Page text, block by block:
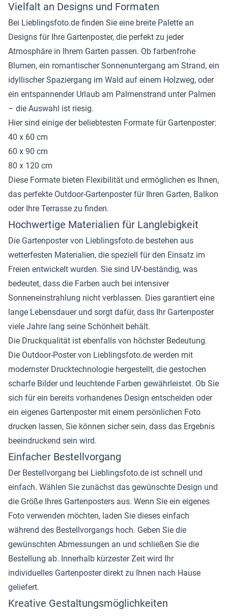
Vielfalt an Designs und Formaten
Bei Lieblingsfoto.de finden Sie eine breite Palette an
Designs für Ihre Gartenposter, die perfekt zu jeder
Atmosphäre in Ihrem Garten passen. Ob farbenfrohe
Blumen, ein romantischer Sonnenuntergang am Strand, ein
idyllischer Spaziergang im Wald auf einem Holzweg, oder
ein entspannender Urlaub am Palmenstrand unter Palmen
– die Auswahl ist riesig.
Hier sind einige der beliebtesten Formate für Gartenposter:
40 x 60 cm
60 x 90 cm
80 x 120 cm
Diese Formate bieten Flexibilität und ermöglichen es Ihnen,
das perfekte Outdoor-Gartenposter für Ihren Garten, Balkon
oder Ihre Terrasse zu finden.
Hochwertige Materialien für Langlebigkeit
Die Gartenposter von Lieblingsfoto.de bestehen aus
wetterfesten Materialien, die speziell für den Einsatz im
Freien entwickelt wurden. Sie sind UV-beständig, was
bedeutet, dass die Farben auch bei intensiver
Sonneneinstrahlung nicht verblassen. Dies garantiert eine
lange Lebensdauer und sorgt dafür, dass Ihr Gartenposter
viele Jahre lang seine Schönheit behält.
Die Druckqualität ist ebenfalls von höchster Bedeutung.
Die Outdoor-Poster von Lieblingsfoto.de werden mit
modernster Drucktechnologie hergestellt, die gestochen
scharfe Bilder und leuchtende Farben gewährleistet. Ob Sie
sich für ein bereits vorhandenes Design entscheiden oder
ein eigenes Gartenposter mit einem persönlichen Foto
drucken lassen, Sie können sicher sein, dass das Ergebnis
beeindruckend sein wird.
Einfacher Bestellvorgang
Der Bestellvorgang bei Lieblingsfoto.de ist schnell und
einfach. Wählen Sie zunächst das gewünschte Design und
die Größe Ihres Gartenposters aus. Wenn Sie ein eigenes
Foto verwenden möchten, laden Sie dieses einfach
während des Bestellvorgangs hoch. Geben Sie die
gewünschten Abmessungen an und schließen Sie die
Bestellung ab. Innerhalb kürzester Zeit wird Ihr
individuelles Gartenposter direkt zu Ihnen nach Hause
geliefert.
Kreative Gestaltungsmöglichkeiten